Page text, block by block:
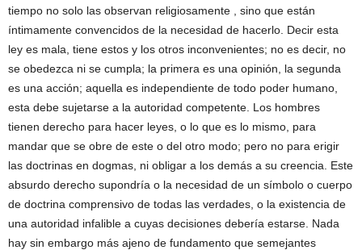
tiempo no solo las observan religiosamente , sino que están
íntimamente convencidos de la necesidad de hacerlo. Decir esta
ley es mala, tiene estos y los otros inconvenientes; no es decir, no
se obedezca ni se cumpla; la primera es una opinión, la segunda
es una acción; aquella es independiente de todo poder humano,
esta debe sujetarse a la autoridad competente. Los hombres
tienen derecho para hacer leyes, o lo que es lo mismo, para
mandar que se obre de este o del otro modo; pero no para erigir
las doctrinas en dogmas, ni obligar a los demás a su creencia. Este
absurdo derecho supondría o la necesidad de un símbolo o cuerpo
de doctrina comprensivo de todas las verdades, o la existencia de
una autoridad infalible a cuyas decisiones debería estarse. Nada
hay sin embargo más ajeno de fundamento que semejantes